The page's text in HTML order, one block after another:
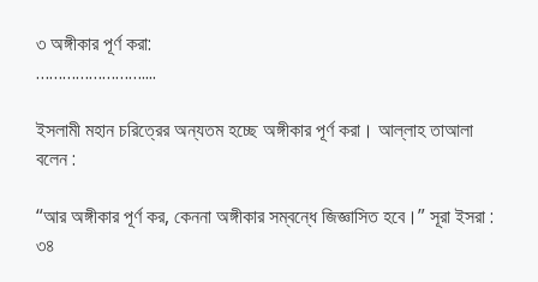
৩ অঙ্গীকার পূর্ণ করা:
……………………....
ইসলামী মহান চরিত্রের অন্যতম হচ্ছে অঙ্গীকার পূর্ণ করা। আল্লাহ তাআলা
বলেন :
“আর অঙ্গীকার পূর্ণ কর, কেননা অঙ্গীকার সম্বন্ধে জিজ্ঞাসিত হবে।” সূরা ইসরা :
৩৪